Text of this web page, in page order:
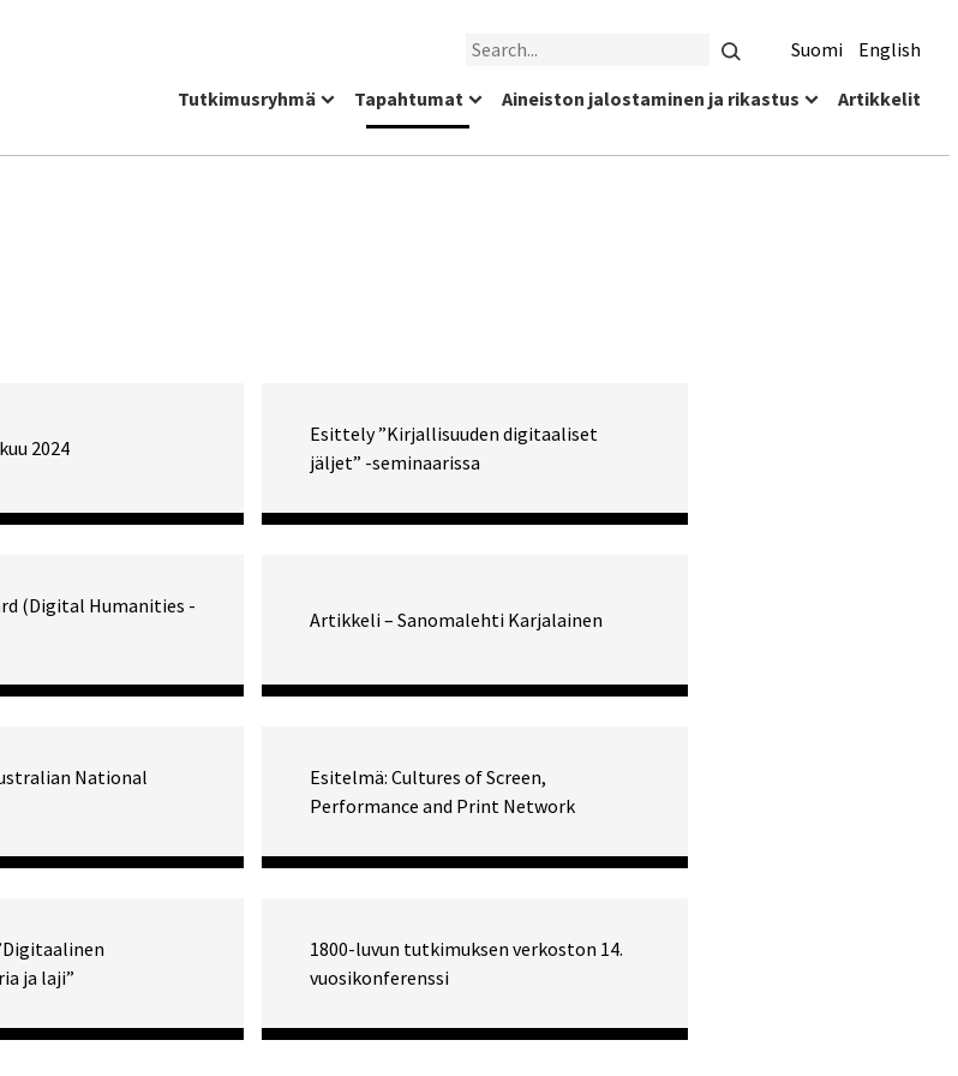
Search Suomi English
Tutkimusryhmä Tapahtumat Aineiston jalostaminen ja rikastus Artikkelit
2024
Esittely ”Kirjallisuuden digitaaliset
jäljet” -seminaarissa
(Digital Humanities -
Artikkeli – Sanomalehti Karjalainen
National
Esitelmä: Cultures of Screen,
Performance and Print Network
ja laji”
1800-luvun tutkimuksen verkoston 14.
vuosikonferenssi